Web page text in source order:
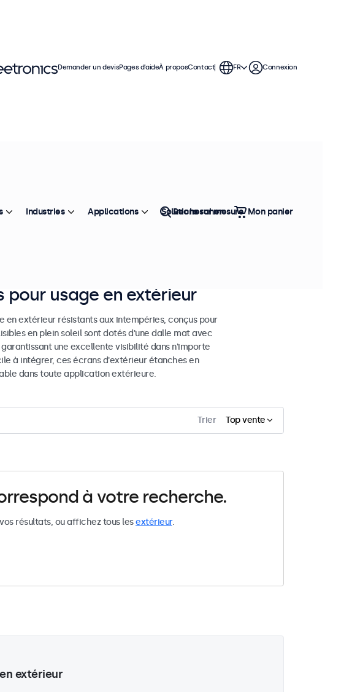
usage en extérieur
en extérieur résistants aux intempéries, conçus pour
en plein soleil sont dotés d'une dalle mat avec
une excellente visibilité dans n'importe
à intégrer, ces écrans d'extérieur étanches en
dans toute application extérieure.
Trier Top vente
à votre recherche.
résultats, ou affichez tous lesextérieur.
extérieur
Demander un devisPages d’aideÀ proposContact FR Connexion
Industries Applications Solutions sur mesure
Rechercher Mon panier